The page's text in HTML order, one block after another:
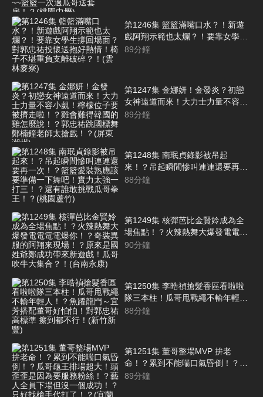
第1246集 籃籃滿嘴口水？！新遊
戲阿翔示範也太爛？！要靠女學生
撐回場面？對郭忠祐投懷送抱好熱
89分鐘
第1247集 金娜妍！金發炎？初戀
女神遠道而來！大力士力量不容小
覷！檸檬位子要被擠走啦！？雞會
89分鐘
第1248集 南珉貞錄影被吊起
來！？吊起瞬間慘叫連連還要再一
次！？籃籃愛裝熟應該要準備一下
88分鐘
第1249集 核彈芭比金賢姈成為全
場焦點！？火辣熱舞大爆發電電電
電爆你！？奇裝異服的阿翔來現
90分鐘
第1250集 李晧禎搶髮香區看啦啦
隊三本柱！瓜哥甩戰繩不輸年輕
人！？魚躍龍門～宜芳搭配董哥好
88分鐘
第1251集 董哥整場MVP 拚老
命！？累到不能喘口氣昏倒！？瓜
哥龜王排場超大！頭歪歪是因為要
89分鐘